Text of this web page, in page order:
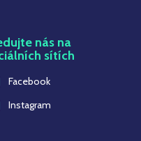
nás na
sítích
Facebook
Instagram